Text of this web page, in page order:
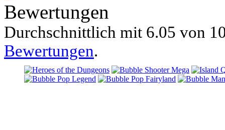
Bewertungen
Durchschnittlich mit 6.05 von
Bewertungen.